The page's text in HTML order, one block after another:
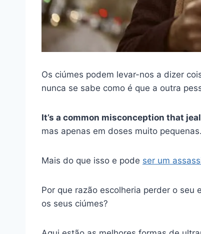
Os ciúmes podem levar-nos a dizer
nunca se sabe como é que a outra
It’s a common misconception that
mas apenas em doses muito pequenas.
Mais do que isso e pode ser um
Por que razão escolheria perder o
os seus ciúmes?